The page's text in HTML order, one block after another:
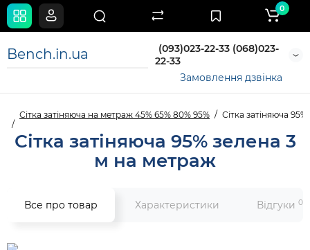
Bench.in.ua
(093)023-22-33 (068)023-
22-33
Замовлення дзвінка
0
Сітка затіняюча на метраж 45% 65% 80% 95% Сітка затіняюча
Сітка затіняюча 95% зелена 3
м на метраж
Все про товар Характеристики Відгуки 0